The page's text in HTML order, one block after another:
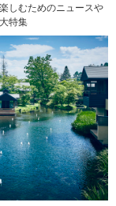
しむためのニュースや
特集